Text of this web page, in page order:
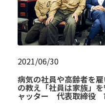
2021/06/30
病気の社員や高齢者を
の教え「社員は家族」
ャッター 代表取締役